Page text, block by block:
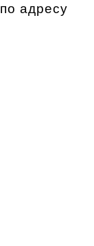
адресу